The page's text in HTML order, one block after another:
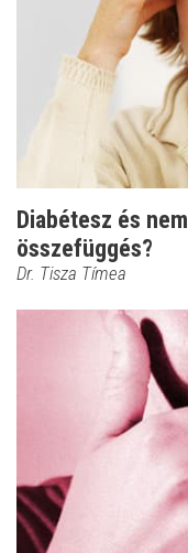
Diabétesz és
összefüggés?
Dr. Tisza Tímea